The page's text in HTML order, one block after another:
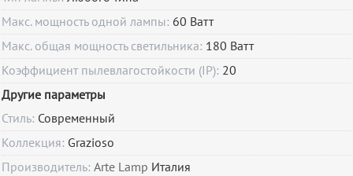
Макс. мощность одной лампы: 60 Ватт
Макс. общая мощность светильника: 180 Ватт
Коэффициент пылевлагостойкости (IP): 20
Другие параметры
Стиль: Современный
Коллекция: Grazioso
Производитель:Arte Lamp Италия